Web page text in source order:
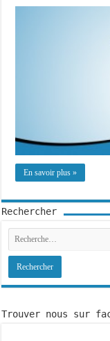
En savoir plus »
Rechercher
Trouver nous sur